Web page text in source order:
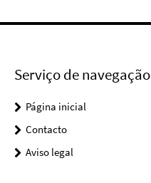
Serviço de navegação
Página inicial
Contacto
Aviso legal